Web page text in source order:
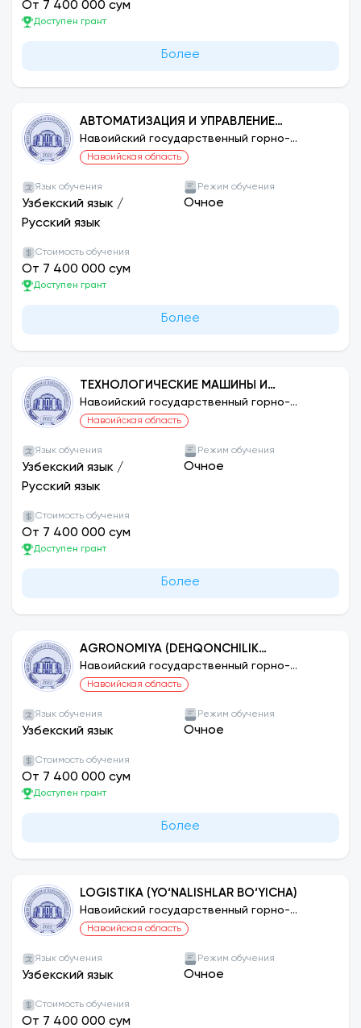
От 7 400 000 сум
Доступен грант
Более
АВТОМАТИЗАЦИЯ И УПРАВЛЕНИЕ
ТЕХНОЛОГИЧЕСКИМИ ПРОЦЕССАМИ И
ПРОИЗВОДСТВОМ (ПО СЕТЯМ)
Навоийский государственный горно-
технологический университет
Навоийская область
Язык обучения
Узбекский язык /
Русский язык
Режим обучения
Очное
Стоимость обучения
От 7 400 000 сум
Доступен грант
Более
ТЕХНОЛОГИЧЕСКИЕ МАШИНЫ И
ОБОРУДОВАНИЕ (ПО СЕТЯМ)
Навоийский государственный горно-
технологический университет
Навоийская область
Язык обучения
Узбекский язык /
Русский язык
Режим обучения
Очное
Стоимость обучения
От 7 400 000 сум
Доступен грант
Более
AGRONOMIYA (DEHQONCHILIK
MAHSULOTLARI TURLARI BO‘YICHA)
Навоийский государственный горно-
технологический университет
Навоийская область
Язык обучения
Узбекский язык
Режим обучения
Очное
Стоимость обучения
От 7 400 000 сум
Доступен грант
Более
LOGISTIKA (YO‘NALISHLAR BO‘YICHA)
Навоийский государственный горно-
технологический университет
Навоийская область
Язык обучения
Узбекский язык
Режим обучения
Очное
Стоимость обучения
От 7 400 000 сум